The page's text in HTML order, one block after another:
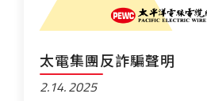
太電集團反詐騙聲明
2.14 2025